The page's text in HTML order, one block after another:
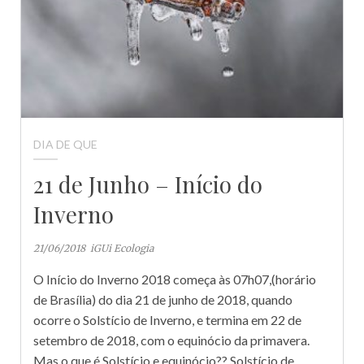
DIA DE QUE
21 de Junho – Início do
Inverno
21/06/2018 iGUi Ecologia
O Início do Inverno 2018 começa às 07h07,(horário
de Brasília) do dia 21 de junho de 2018, quando
ocorre o Solstício de Inverno, e termina em 22 de
setembro de 2018, com o equinócio da primavera.
Mas o que é Solstício e equinócio?? Solstício de